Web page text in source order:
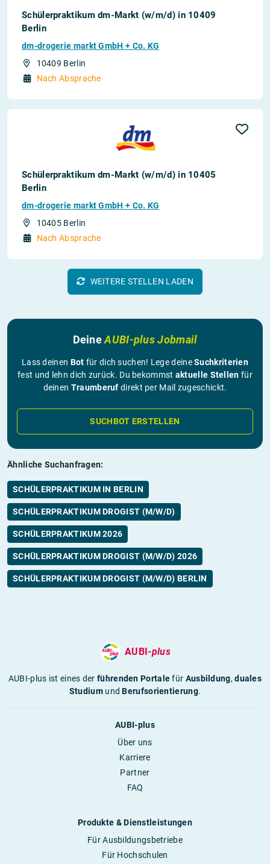
Schülerpraktikum dm-Markt (w/m/d) in 10409
Berlin
dm-drogerie markt GmbH + Co. KG
10409 Berlin
Nach Absprache
Schülerpraktikum dm-Markt (w/m/d) in 10405
Berlin
dm-drogerie markt GmbH + Co. KG
10405 Berlin
Nach Absprache
WEITERE STELLEN LADEN
DeineAUBI-plus Jobmail
Lass deinen Bot für dich suchen! Lege deineSuchkriterien
fest und lehn dich zurück. Du bekommst aktuelle Stellen für
deinen Traumberuf direkt per Mail zugeschickt.
SUCHBOT ERSTELLEN
Ähnliche Suchanfragen:
SCHÜLERPRAKTIKUM IN BERLIN
SCHÜLERPRAKTIKUM DROGIST (M/W/D)
SCHÜLERPRAKTIKUM 2026
SCHÜLERPRAKTIKUM DROGIST (M/W/D) 2026
SCHÜLERPRAKTIKUM DROGIST (M/W/D) BERLIN
AUBI-plus
AUBI-plus ist eines derführenden Portalefür Ausbildung,duales
StudiumundBerufsorientierung.
AUBI-plus
Über uns
Karriere
Partner
FAQ
Produkte & Dienstleistungen
Für Ausbildungsbetriebe
Für Hochschulen